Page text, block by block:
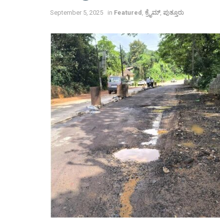
September 5, 2025 in Featured ಕ್ರೈಮ್, ಪುತ್ತೂರು